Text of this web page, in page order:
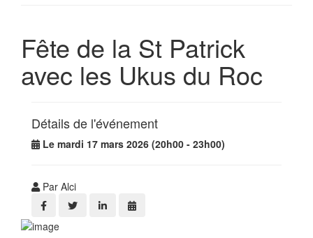
Fête de la St Patrick
avec les Ukus du Roc
Détails de l'événement
Le mardi 17 mars 2026 (20h00 - 23h00)
Par Alci